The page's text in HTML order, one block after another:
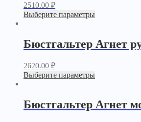
2510.00 ₽
Выберите параметры
Бюстгальтер Агнет
2620.00 ₽
Выберите параметры
Бюстгальтер Агнет